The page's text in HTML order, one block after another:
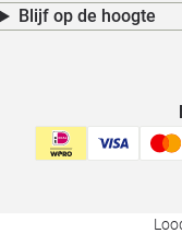
Blijf op de hoogte